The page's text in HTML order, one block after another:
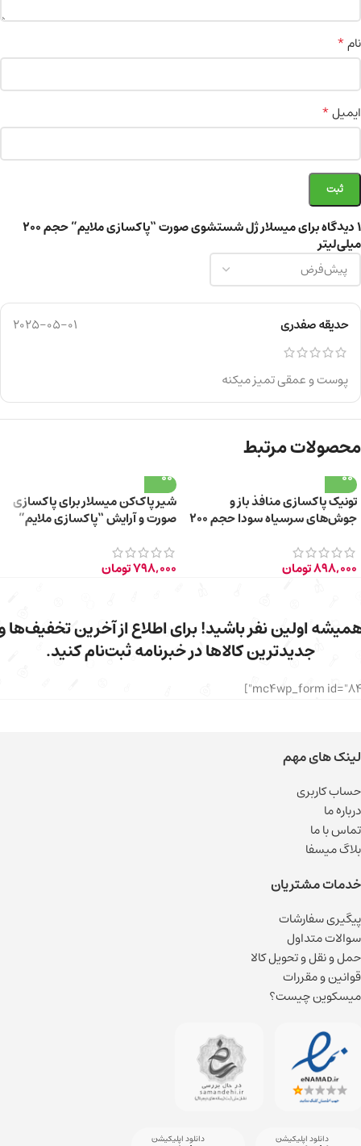
1 دیدگاه برای میسلار ژل شستشوی صورت “پاکسازی ملایم” حجم 200
میلی‌لیتر
حدیقه صفدری 2025-05-01
پوست و عمقی تمیز میکنه
نام*
ایمیل*
محصولات مرتبط
تونیک پاکسازی منافذ باز و
جوش‌های سرسیاه سودا حجم 200
898,000تومان
شیر پاک‌کن میسلار برای پاکسازی
صورت و آرایش “پاکسازی ملایم”
798,000تومان
اولین نفر باشید! برای اطلاع از آخرین تخفیف‌ها
جدیدترین کالاها در خبرنامه ثبت‌نام کنید.
لینک های مهم
حساب کاربری
درباره ما
تماس با ما
بلاگ میسفا
خدمات مشتریان
پیگیری سفارشات
سوالات متداول
حمل و نقل و تحویل کالا
قوانین و مقررات
میسکوین چیست؟
دانلود اپلیکیشن دانلود اپلیکیشن